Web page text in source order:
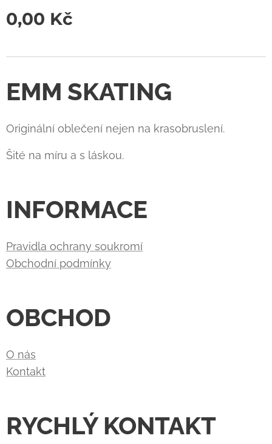
0,00 Kč
EMM SKATING
Originální oblečení nejen na krasobruslení.
Šité na míru a s láskou.
INFORMACE
Pravidla ochrany soukromí
Obchodní podmínky
OBCHOD
O nás
Kontakt
RYCHLÝ KONTAKT